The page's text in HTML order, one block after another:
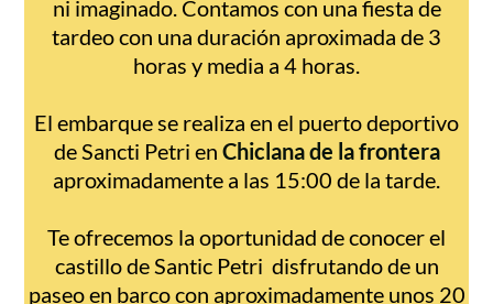
ni imaginado. Contamos con una fiesta de
tardeo con una duración aproximada de 3
horas y media a 4 horas.
El embarque se realiza en el puerto deportivo
de Sancti Petri en Chiclana de la frontera
aproximadamente a las 15:00 de la tarde.
Te ofrecemos la oportunidad de conocer el
castillo de Santic Petri disfrutando de un
paseo en barco con aproximadamente unos 20